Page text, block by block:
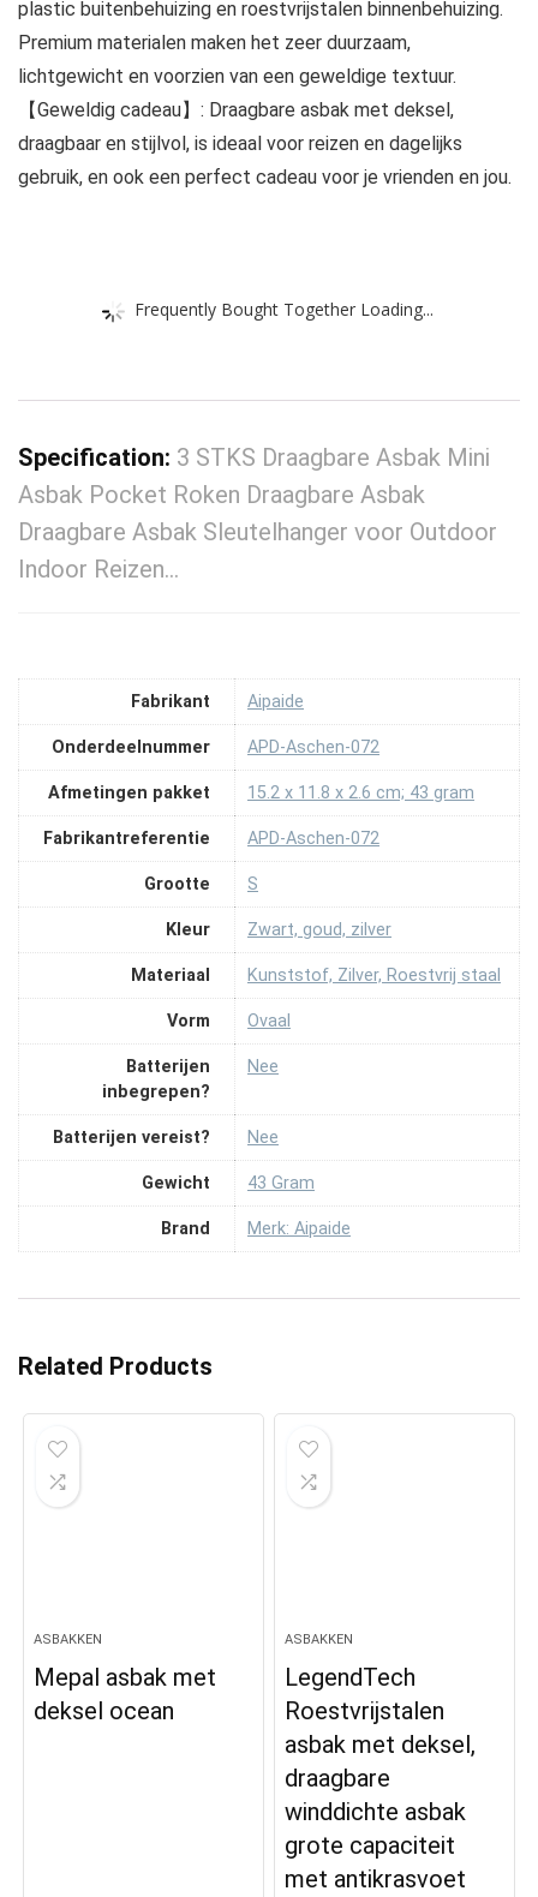
plastic buitenbehuizing en roestvrijstalen binnenbehuizing.
Premium materialen maken het zeer duurzaam,
lichtgewicht en voorzien van een geweldige textuur.
【Geweldig cadeau】: Draagbare asbak met deksel,
draagbaar en stijlvol, is ideaal voor reizen en dagelijks
gebruik, en ook een perfect cadeau voor je vrienden en jou.
Frequently Bought Together Loading...
Specification: 3 STKS Draagbare Asbak Mini
Asbak Pocket Roken Draagbare Asbak
Draagbare Asbak Sleutelhanger voor Outdoor
Indoor Reizen…
Fabrikant ‎Aipaide
Onderdeelnummer ‎APD-Aschen-072
Afmetingen pakket ‎15.2 x 11.8 x 2.6 cm; 43 gram
Fabrikantreferentie ‎APD-Aschen-072
Grootte ‎S
Kleur ‎Zwart, goud, zilver
Materiaal ‎Kunststof, Zilver, Roestvrij staal
Vorm ‎Ovaal
Batterijen
inbegrepen?
‎Nee
Batterijen vereist? ‎Nee
Gewicht ‎43 Gram
Brand Merk: Aipaide
Related Products
ASBAKKEN
Mepal asbak met
deksel ocean
ASBAKKEN
LegendTech
Roestvrijstalen
asbak met deksel,
draagbare
winddichte asbak
grote capaciteit
met antikrasvoet